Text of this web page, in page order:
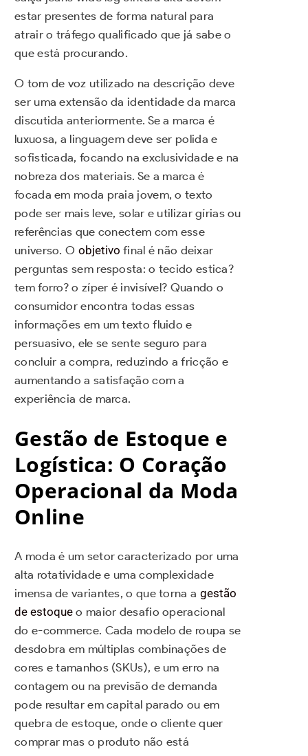
estar presentes de forma natural para
atrair o tráfego qualificado que já sabe o
que está procurando.
O tom de voz utilizado na descrição deve
ser uma extensão da identidade da marca
discutida anteriormente. Se a marca é
luxuosa, a linguagem deve ser polida e
sofisticada, focando na exclusividade e na
nobreza dos materiais. Se a marca é
focada em moda praia jovem, o texto
pode ser mais leve, solar e utilizar gírias ou
referências que conectem com esse
universo. O objetivo final é não deixar
perguntas sem resposta: o tecido estica?
tem forro? o zíper é invisível? Quando o
consumidor encontra todas essas
informações em um texto fluido e
persuasivo, ele se sente seguro para
concluir a compra, reduzindo a fricção e
aumentando a satisfação com a
experiência de marca.
Gestão de Estoque e
Logística: O Coração
Operacional da Moda
Online
A moda é um setor caracterizado por uma
alta rotatividade e uma complexidade
imensa de variantes, o que torna a gestão
de estoque o maior desafio operacional
do e-commerce. Cada modelo de roupa se
desdobra em múltiplas combinações de
cores e tamanhos (SKUs), e um erro na
contagem ou na previsão de demanda
pode resultar em capital parado ou em
quebra de estoque, onde o cliente quer
comprar mas o produto não está